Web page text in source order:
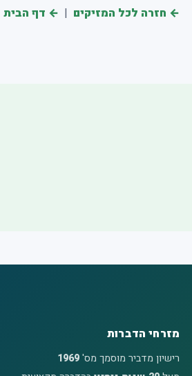
← חזרה לכל המזיקים | ← דף הבית
מזרחי הדברות
רישיון מדביר מוסמך מס'1969